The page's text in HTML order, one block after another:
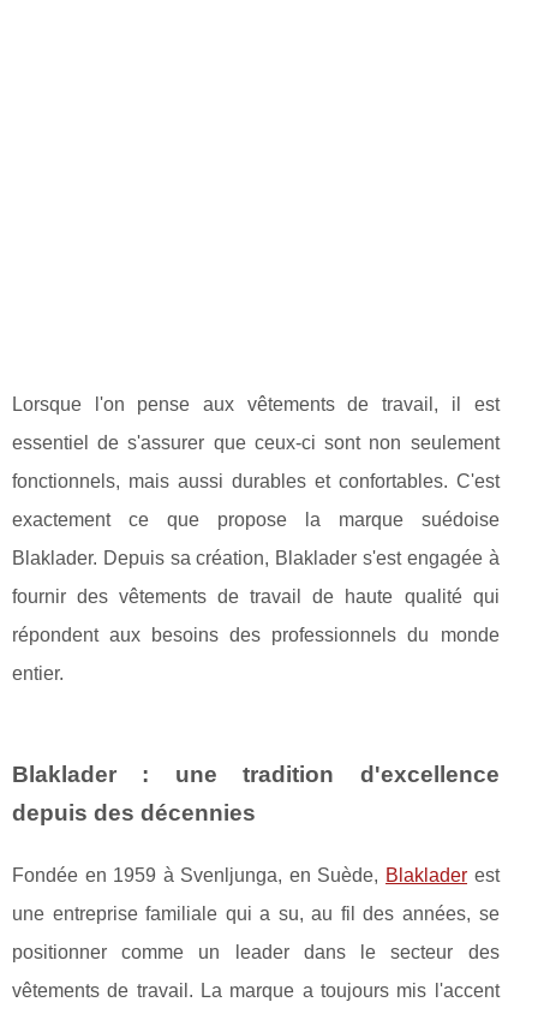
Lorsque l'on pense aux vêtements de travail, il est
essentiel de s'assurer que ceux-ci sont non seulement
fonctionnels, mais aussi durables et confortables. C'est
exactement ce que propose la marque suédoise
Blaklader. Depuis sa création, Blaklader s'est engagée à
fournir des vêtements de travail de haute qualité qui
répondent aux besoins des professionnels du monde
entier.
Blaklader : une tradition d'excellence
depuis des décennies
Fondée en 1959 à Svenljunga, en Suède, Blaklader est
une entreprise familiale qui a su, au fil des années, se
positionner comme un leader dans le secteur des
vêtements de travail. La marque a toujours mis l'accent